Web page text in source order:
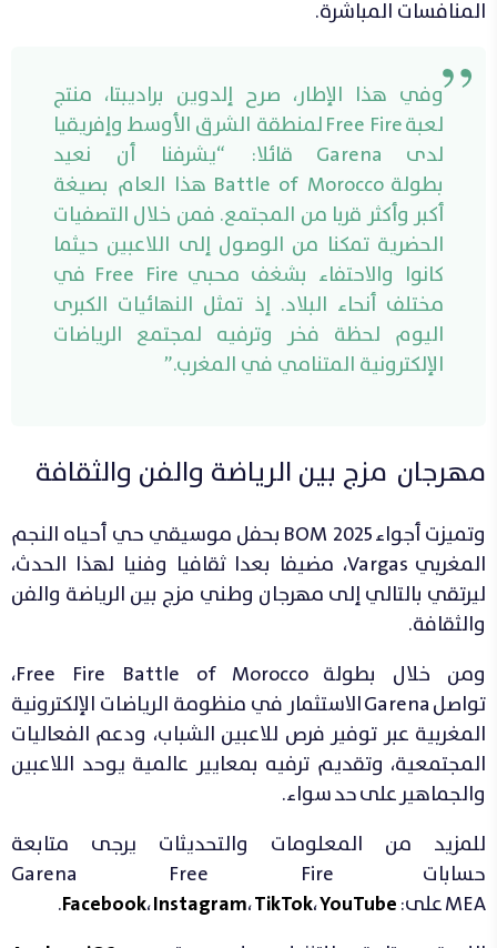
المنافسات المباشرة.
وفي هذا الإطار، صرح إلدوين براديبتا، منتج
لعبة Free Fire لمنطقة الشرق الأوسط وإفريقيا
لدى Garena قائلا: “يشرفنا أن نعيد
بطولة Battle of Morocco هذا العام بصيغة
أكبر وأكثر قربا من المجتمع. فمن خلال التصفيات
الحضرية تمكنا من الوصول إلى اللاعبين حيثما
كانوا والاحتفاء بشغف محبي Free Fire في
مختلف أنحاء البلاد. إذ تمثل النهائيات الكبرى
اليوم لحظة فخر وترفيه لمجتمع الرياضات
الإلكترونية المتنامي في المغرب.”
مهرجان مزج بين الرياضة والفن والثقافة
وتميزت أجواء BOM 2025 بحفل موسيقي حي أحياه النجم
المغربي Vargas، مضيفا بعدا ثقافيا وفنيا لهذا الحدث،
ليرتقي بالتالي إلى مهرجان وطني مزج بين الرياضة والفن
والثقافة.
ومن خلال بطولة Free Fire Battle of Morocco،
تواصل Garena الاستثمار في منظومة الرياضات الإلكترونية
المغربية عبر توفير فرص للاعبين الشباب، ودعم الفعاليات
المجتمعية، وتقديم ترفيه بمعايير عالمية يوحد اللاعبين
والجماهير على حد سواء.
للمزيد من المعلومات والتحديثات يرجى متابعة
حسابات Garena Free Fire
MEA على:
Facebook،Instagram،TikTok،YouTube
.